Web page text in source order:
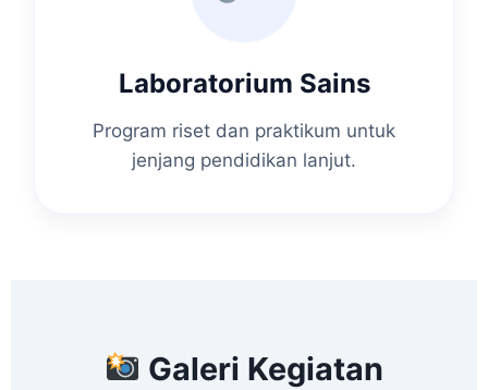
Laboratorium Sains
Program riset dan praktikum untuk
jenjang pendidikan lanjut.
Galeri Kegiatan